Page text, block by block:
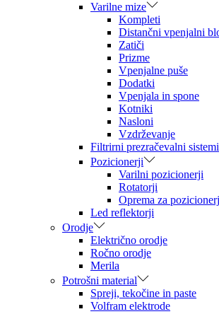
Varilne mize
Kompleti
Distančni vpenjalni
Zatiči
Prizme
Vpenjalne puše
Dodatki
Vpenjala in spone
Kotniki
Nasloni
Vzdrževanje
Filtrirni prezračevalni sistemi
Pozicionerji
Varilni pozicionerji
Rotatorji
Oprema za
Led reflektorji
Orodje
Električno orodje
Ročno orodje
Merila
Potrošni material
Spreji, tekočine in paste
Volfram elektrode